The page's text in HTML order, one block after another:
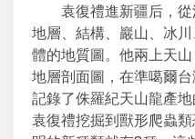
袁復禮進新疆后，從
地層、結構、巖山、冰
體的地質圖。他兩上天
地層剖面圖，在準噶爾
記錄了侏羅紀天山龍產
袁復禮挖掘到獸形爬蟲